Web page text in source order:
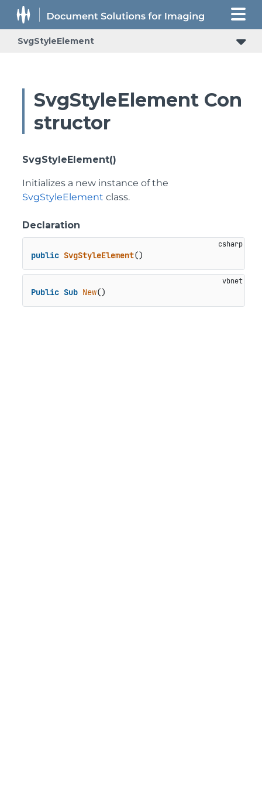
SvgStyleElement
SvgStyleElement Con
structor
SvgStyleElement()
Initializes a new instance of the
SvgStyleElement class.
Declaration
public SvgStyleElement()
Public Sub New()